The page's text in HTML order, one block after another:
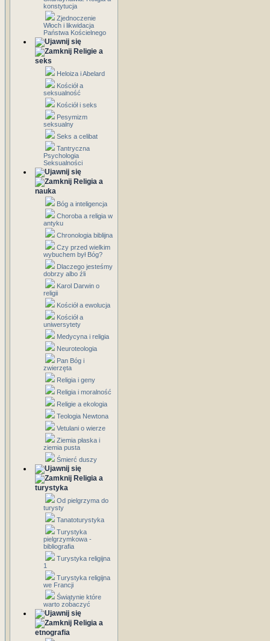
konstytucja
Zjednoczenie
Włoch i likwidacja
Państwa Kościelnego
Religie a
seks
Heloiza i Abelard
Kościół a
seksualność
Kościół i seks
Pesymizm
seksualny
Seks a celibat
Tantryczna
Psychologia
Seksualności
Religia a
nauka
Bóg a inteligencja
Choroba a religia w
antyku
Chronologia biblijna
Czy przed wielkim
wybuchem był Bóg?
Dlaczego jesteśmy
dobrzy albo źli
Karol Darwin o
religii
Kościół a ewolucja
Kościół a
uniwersytety
Medycyna i religia
Neuroteologia
Pan Bóg i
zwierzęta
Religia i geny
Religia i moralność
Religie a ekologia
Teologia Newtona
Vetulani o wierze
Ziemia płaska i
ziemia pusta
Śmierć duszy
Religia a
turystyka
Od pielgrzyma do
turysty
Tanatoturystyka
Turystyka
pielgrzymkowa -
bibliografia
Turystyka religijna
1
Turystyka religijna
we Francji
Świątynie które
warto zobaczyć
Religia a
etnografia